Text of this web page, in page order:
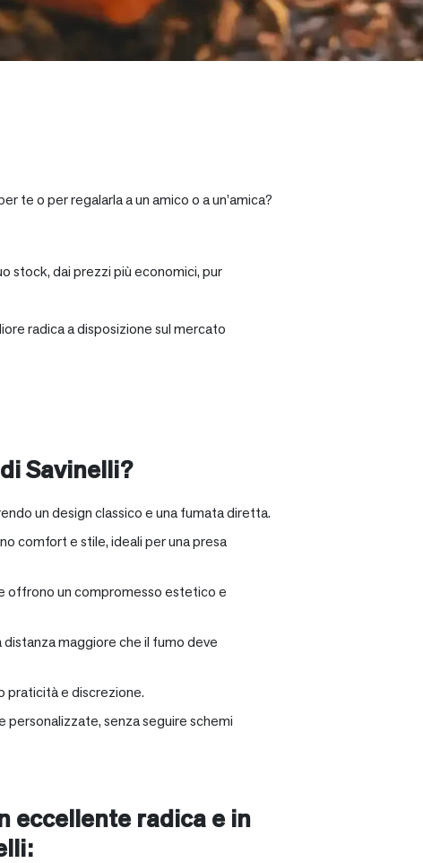
te o per regalarla a un amico o a un’amica?
stock, dai prezzi più economici, pur
radica a disposizione sul mercato
Savinelli?
un design classico e una fumata diretta.
comfort e stile, ideali per una presa
offrono un compromesso estetico e
maggiore che il fumo deve
praticità e discrezione.
personalizzate, senza seguire schemi
eccellente radica e in